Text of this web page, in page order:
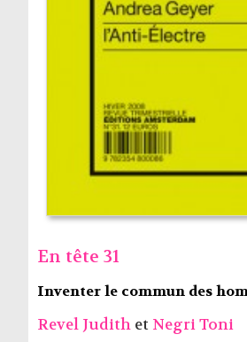
En tête 31
Inventer le commun des
Revel Judithet Negri Toni